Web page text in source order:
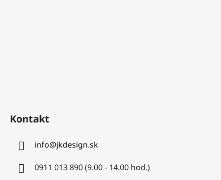
Kontakt
info@jkdesign.sk
0911 013 890 (9.00 - 14.00 hod.)